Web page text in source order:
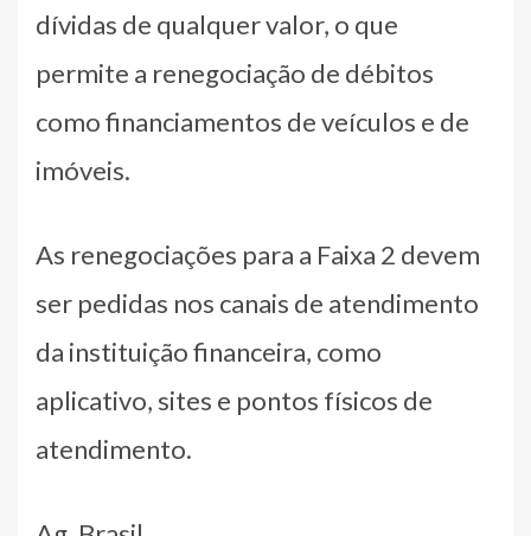
dívidas de qualquer valor, o que
permite a renegociação de débitos
como financiamentos de veículos e de
imóveis.
As renegociações para a Faixa 2 devem
ser pedidas nos canais de atendimento
da instituição financeira, como
aplicativo, sites e pontos físicos de
atendimento.